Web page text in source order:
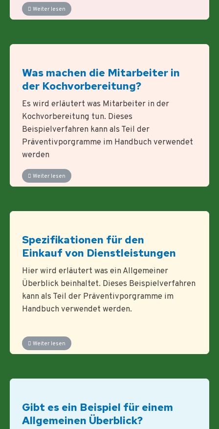
Weiter lesen
Was machen die Mitarbeiter in
der Kochvorbereitung?
Es wird erläutert was Mitarbeiter in der
Kochvorbereitung tun. Dieses
Beispielverfahren kann als Teil der
Präventivporgramme im Handbuch verwendet
werden
Weiter lesen
Spezifikationen für den
Einkauf von Dienstleistungen
Hier wird erläutert was ein Allgemeiner
Überblick beinhaltet. Dieses Beispielverfahren
kann als Teil der Präventivporgramme im
Handbuch verwendet werden.
Weiter lesen
Gibt es ein Beispiel für einem
Allgemeinen Überblick?